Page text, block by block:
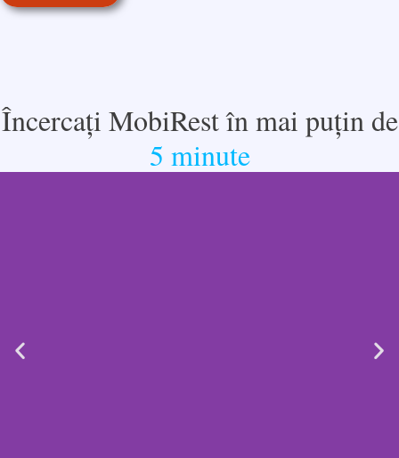
Încercați MobiRest în mai puțin de
5 minute